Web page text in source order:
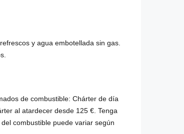
y agua embotellada sin gas.
de combustible: Chárter de día
al atardecer desde 125 €. Tenga
combustible puede variar según